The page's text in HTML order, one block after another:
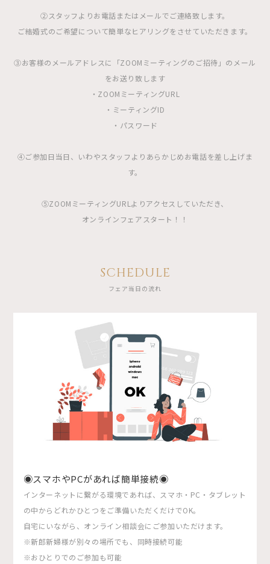
②スタッフよりお電話またはメールでご連絡致します。
ご結婚式のご希望について簡単なヒアリングをさせていただきます。
③お客様のメールアドレスに「ZOOMミーティングのご招待」のメール
をお送り致します
・ZOOMミーティングURL
・ミーティングID
・パスワード
④ご参加日当日、いわやスタッフよりあらかじめお電話を差し上げま
す。
⑤ZOOMミーティングURLよりアクセスしていただき、
オンラインフェアスタート！！
SCHEDULE
フェア当日の流れ
◉スマホやPCがあれば簡単接続◉
インターネットに繋がる環境であれば、スマホ・PC・タブレット
の中からどれかひとつをご準備いただくだけでOK。
自宅にいながら、オンライン相談会にご参加いただけます。
※新郎新婦様が別々の場所でも、同時接続可能
※おひとりでのご参加も可能